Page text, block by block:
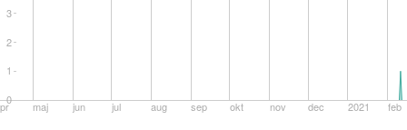
maj jun jul aug sep okt nov dec 2021 feb
0
1
2
3